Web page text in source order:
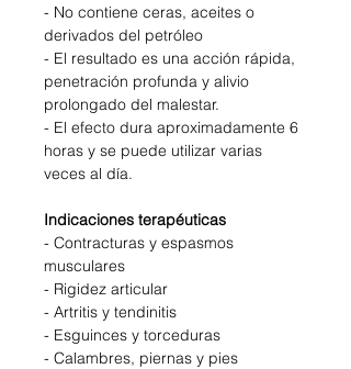
- No contiene ceras, aceites o
derivados del petróleo
- El resultado es una acción rápida,
penetración profunda y alivio
prolongado del malestar.
- El efecto dura aproximadamente 6
horas y se puede utilizar varias
veces al día.
Indicaciones terapéuticas
- Contracturas y espasmos
musculares
- Rigidez articular
- Artritis y tendinitis
- Esguinces y torceduras
- Calambres, piernas y pies